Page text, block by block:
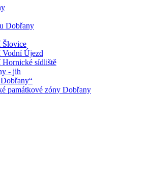
Dobřany
Šlovice
Vodní Újezd
Hornické sídliště
- jih
památkové zóny Dobřany